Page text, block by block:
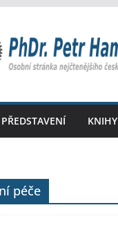
PŘEDSTAVENÍ KNIHY
péče